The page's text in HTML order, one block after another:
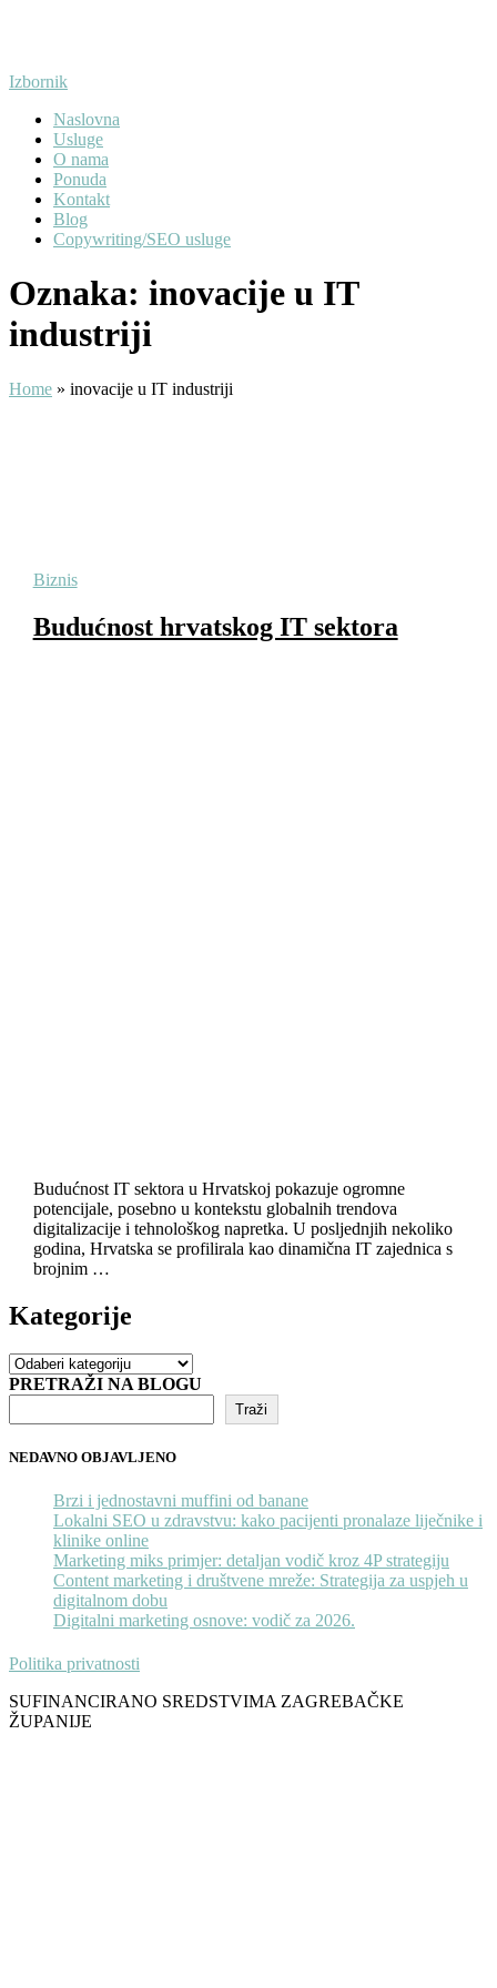
Izbornik
Naslovna
Usluge
O nama
Ponuda
Kontakt
Blog
Copywriting/SEO usluge
Oznaka: inovacije u IT
industriji
Home » inovacije u IT industriji
Biznis
Budućnost hrvatskog IT sektora
Budućnost IT sektora u Hrvatskoj pokazuje ogromne
potencijale, posebno u kontekstu globalnih trendova
digitalizacije i tehnološkog napretka. U posljednjih nekoliko
godina, Hrvatska se profilirala kao dinamična IT zajednica s
brojnim …
Kategorije
Kategorije
PRETRAŽI NA BLOGU
Traži
NEDAVNO OBJAVLJENO
Brzi i jednostavni muffini od banane
Lokalni SEO u zdravstvu: kako pacijenti pronalaze liječnike i
klinike online
Marketing miks primjer: detaljan vodič kroz 4P strategiju
Content marketing i društvene mreže: Strategija za uspjeh u
digitalnom dobu
Digitalni marketing osnove: vodič za 2026.
Politika privatnosti
SUFINANCIRANO SREDSTVIMA ZAGREBAČKE
ŽUPANIJE